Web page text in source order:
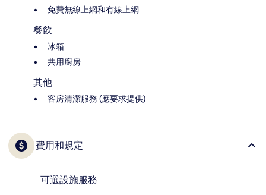
免費無線上網和有線上網
餐飲
冰箱
共用廚房
其他
客房清潔服務 (應要求提供)
費用和規定
可選設施服務